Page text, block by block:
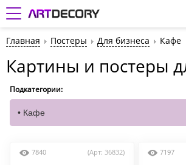
Главная Постеры Для бизнеса Кафе
Картины и постеры
Подкатегории:
7840 (Арт: 36832) 7197